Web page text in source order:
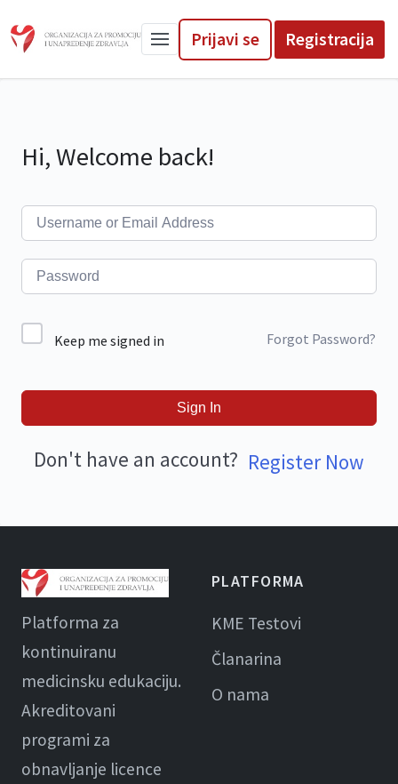
Prijavi se Registracija
Hi, Welcome back!
Keep me signed in Forgot Password?
Sign In
Don't have an account? Register Now
Platforma za
kontinuiranu
medicinsku edukaciju.
Akreditovani
programi za
obnavljanje licence
PLATFORMA
KME Testovi
Članarina
O nama